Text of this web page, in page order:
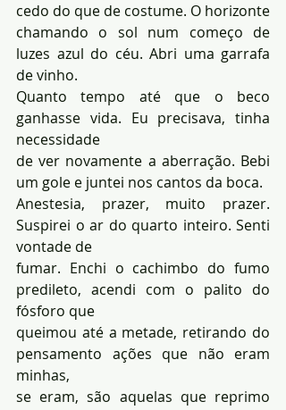
chamando o sol num começo de
luzes azul do céu. Abri uma garrafa
de vinho.
Quanto tempo até que o beco
ganhasse vida. Eu precisava, tinha
necessidade
de ver novamente a aberração. Bebi
um gole e juntei nos cantos da boca.
Anestesia, prazer, muito prazer.
Suspirei o ar do quarto inteiro. Senti
vontade de
fumar. Enchi o cachimbo do fumo
predileto, acendi com o palito do
fósforo que
queimou até a metade, retirando do
pensamento ações que não eram
minhas,
se eram, são aquelas que reprimo